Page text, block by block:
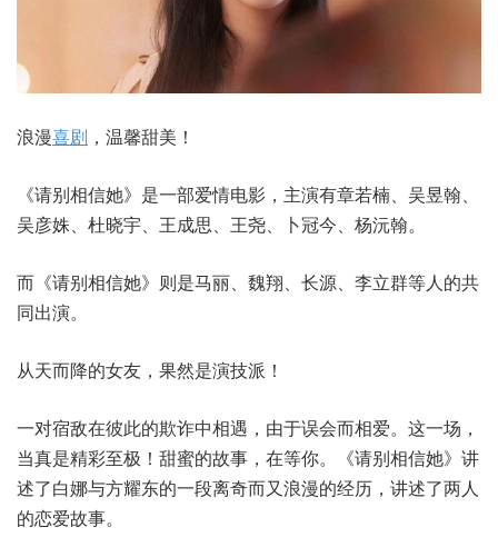
浪漫喜剧 ，温馨甜美！
《请别相信她》是一部爱情电影，主演有章若楠、吴昱翰、
吴彦姝、杜晓宇、王成思、王尧、卜冠今、杨沅翰。
而《请别相信她》则是马丽、魏翔、长源、李立群等人的共
同出演。
从天而降的女友，果然是演技派！
一对宿敌在彼此的欺诈中相遇，由于误会而相爱。这一场，
当真是精彩至极！甜蜜的故事，在等你。《请别相信她》讲
述了白娜与方耀东的一段离奇而又浪漫的经历，讲述了两人
的恋爱故事。